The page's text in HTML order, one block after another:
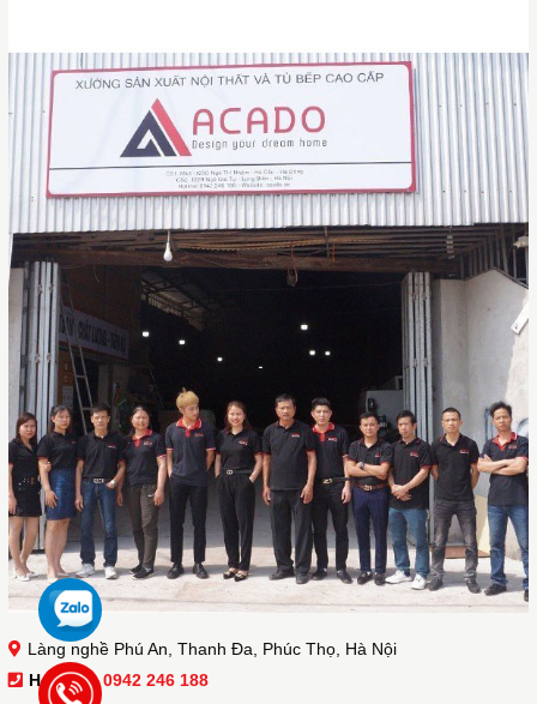
Làng nghề Phú An, Thanh Đa, Phúc Thọ, Hà Nội
Hotline :0942 246 188